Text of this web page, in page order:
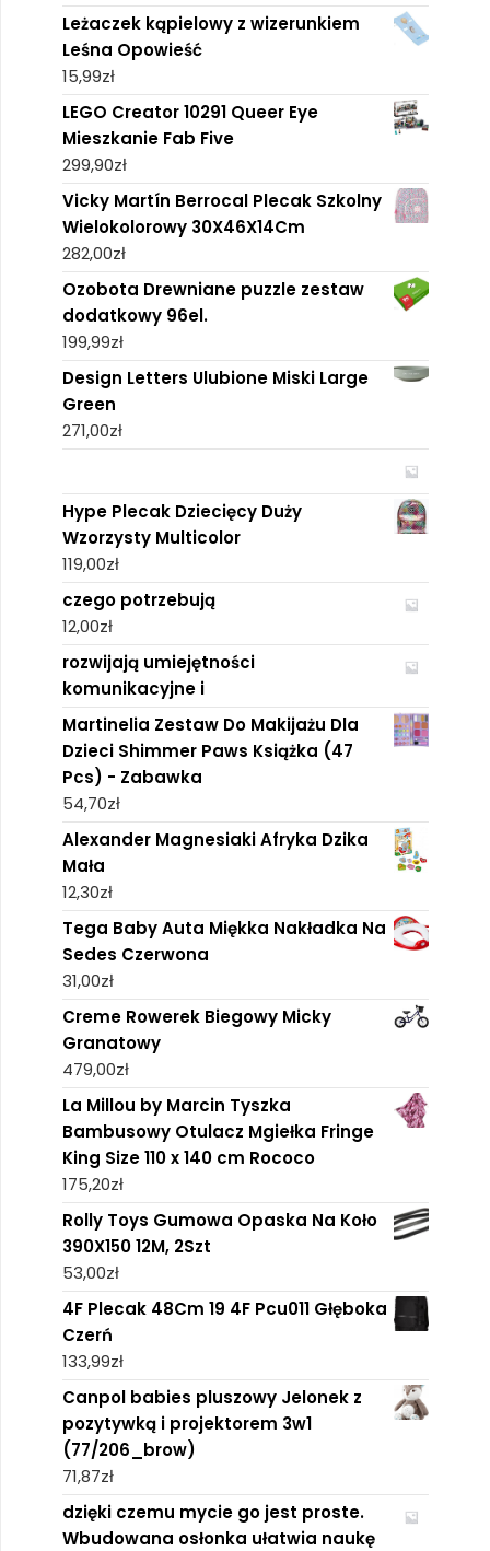
Leżaczek kąpielowy z wizerunkiem
Leśna Opowieść
15,99zł
LEGO Creator 10291 Queer Eye
Mieszkanie Fab Five
299,90zł
Vicky Martín Berrocal Plecak Szkolny
Wielokolorowy 30X46X14Cm
282,00zł
Ozobota Drewniane puzzle zestaw
dodatkowy 96el.
199,99zł
Design Letters Ulubione Miski Large
Green
271,00zł
Hype Plecak Dziecięcy Duży
Wzorzysty Multicolor
119,00zł
czego potrzebują
12,00zł
rozwijają umiejętności
komunikacyjne i
Martinelia Zestaw Do Makijażu Dla
Dzieci Shimmer Paws Książka (47
Pcs) - Zabawka
54,70zł
Alexander Magnesiaki Afryka Dzika
Mała
12,30zł
Tega Baby Auta Miękka Nakładka Na
Sedes Czerwona
31,00zł
Creme Rowerek Biegowy Micky
Granatowy
479,00zł
La Millou by Marcin Tyszka
Bambusowy Otulacz Mgiełka Fringe
King Size 110 x 140 cm Rococo
175,20zł
Rolly Toys Gumowa Opaska Na Koło
390X150 12M, 2Szt
53,00zł
4F Plecak 48Cm 19 4F Pcu011 Głęboka
Czerń
133,99zł
Canpol babies pluszowy Jelonek z
pozytywką i projektorem 3w1
(77/206_brow)
71,87zł
dzięki czemu mycie go jest proste.
Wbudowana osłonka ułatwia naukę